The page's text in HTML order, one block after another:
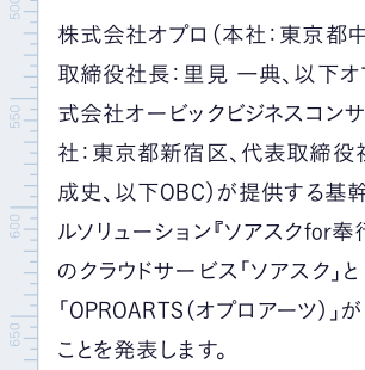
株式会社オプロ（本社：東京都
取締役社長：里見 一典、以下オ
式会社オービックビジネスコンサ
社：東京都新宿区、代表取締役
成史、以下OBC）が提供する基
ルソリューション『ソアスクfor奉
のクラウドサービス「ソアスク」と
「OPROARTS（オプロアーツ）」
ことを発表します。